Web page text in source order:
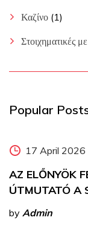
Καζίνο (1)
Στοιχηματικές
Popular
17 April 2026
AZ ELŐNYÖK
ÚTMUTATÓ A
by Admin